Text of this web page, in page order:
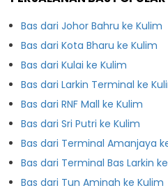
Bas dari Johor Bahru ke Kulim
Bas dari Kota Bharu ke Kulim
Bas dari Kulai ke Kulim
Bas dari Larkin Terminal ke
Bas dari RNF Mall ke Kulim
Bas dari Sri Putri ke Kulim
Bas dari Terminal Amanjaya
Bas dari
Bas dari Tun Aminah ke Kulim